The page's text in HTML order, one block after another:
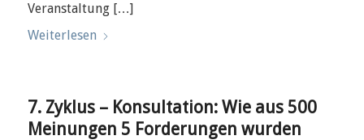
Veranstaltung […]
Weiterlesen
7. Zyklus – Konsultation: Wie aus 500
Meinungen 5 Forderungen wurden